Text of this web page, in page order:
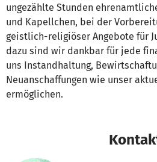
ungezählte Stunden
und Kapellchen, bei der
geistlich-religiöser Angebote für
dazu sind wir dankbar für jede
uns Instandhaltung,
Neuanschaffungen wie unser
ermöglichen.